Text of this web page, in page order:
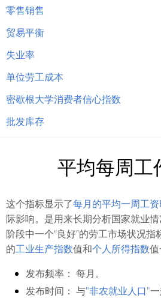
零售销售
贸易平衡
失业率
单位劳工成本
密歇根大学消费者信心指数
批发库存
平均每周工
这个指标显示了每月的平均一周工
际影响。是用来长期分析国家就业
阶段中一个“良好”的劳工市场状况
的工业生产指数值和个人所得指数值
发布频率： 每月。
发布时间： 与"非农就业人口"